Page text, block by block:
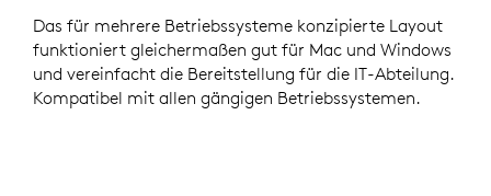
Das für mehrere Betriebssysteme konzipierte Layout
funktioniert gleichermaßen gut für Mac und Windows
und vereinfacht die Bereitstellung für die IT-Abteilung.
Kompatibel mit allen gängigen Betriebssystemen.